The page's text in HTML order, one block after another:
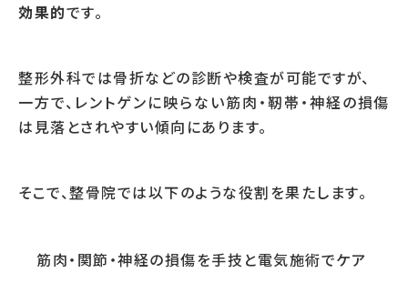
効果的です。
整形外科では骨折などの診断や検査が可能ですが、
一方で、レントゲンに映らない筋肉・靭帯・神経の損傷
は見落とされやすい傾向にあります。
そこで、整骨院では以下のような役割を果たします。
筋肉・関節・神経の損傷を手技と電気施術でケア